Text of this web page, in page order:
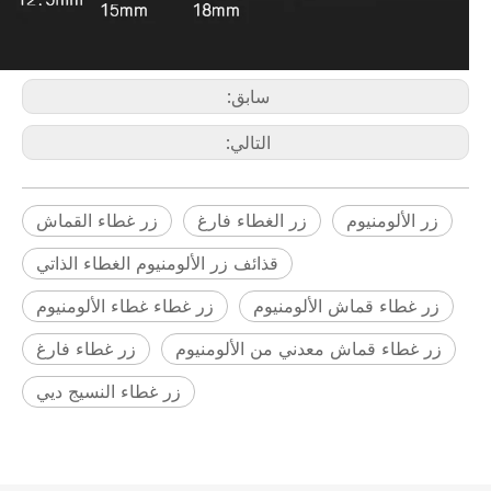
سابق:
التالي:
زر غطاء القماش زر الغطاء فارغ
زر الألومنيوم
قذائف زر الألومنيوم الغطاء الذاتي
زر غطاء غطاء الألومنيوم
زر غطاء قماش الألومنيوم
زر غطاء فارغ
زر غطاء قماش معدني من الألومنيوم
زر غطاء النسيج ديي